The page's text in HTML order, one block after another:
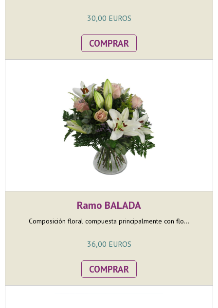
30,00 EUROS
COMPRAR
Ramo BALADA
Composición floral compuesta principalmente con flo...
36,00 EUROS
COMPRAR